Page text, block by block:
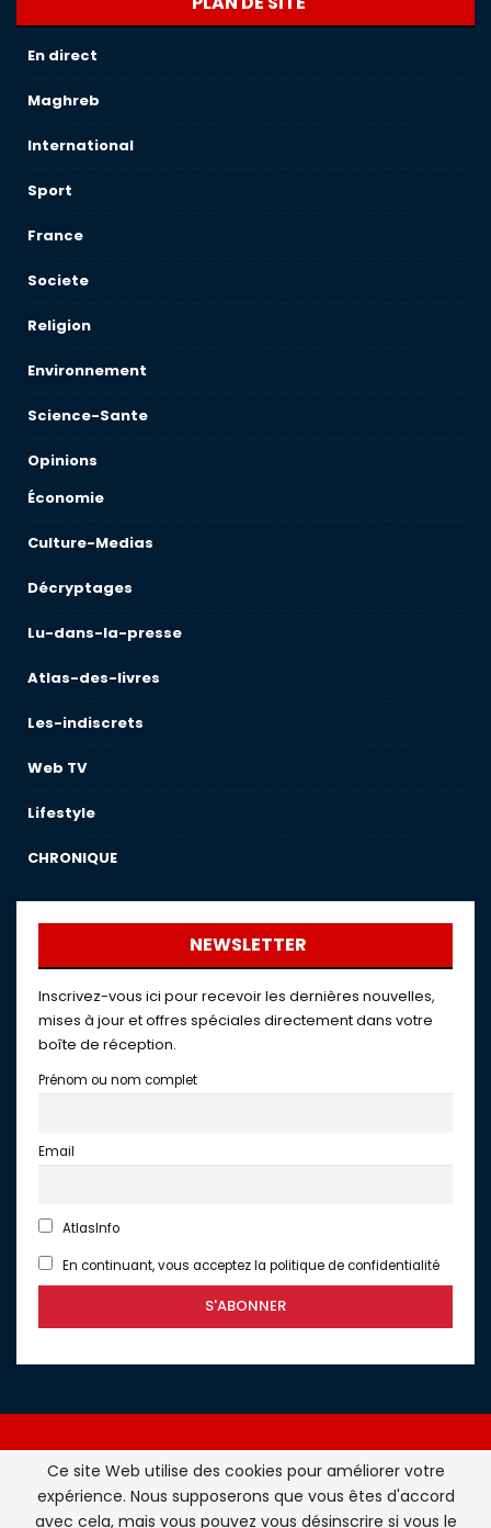
En direct
Maghreb
International
Sport
France
Societe
Religion
Environnement
Science-Sante
Opinions
Économie
Culture-Medias
Décryptages
Lu-dans-la-presse
Atlas-des-livres
Les-indiscrets
Web TV
Lifestyle
CHRONIQUE
NEWSLETTER
Inscrivez-vous ici pour recevoir les dernières nouvelles,
mises à jour et offres spéciales directement dans votre
boîte de réception.
Prénom ou nom complet
Email
AtlasInfo
En continuant, vous acceptez la politique de confidentialité
Atlasinfo.fr : l'essentiel de l'actualité de la France et du
Ce site Web utilise des cookies pour améliorer votre
expérience. Nous supposerons que vous êtes d'accord
avec cela, mais vous pouvez vous désinscrire si vous le